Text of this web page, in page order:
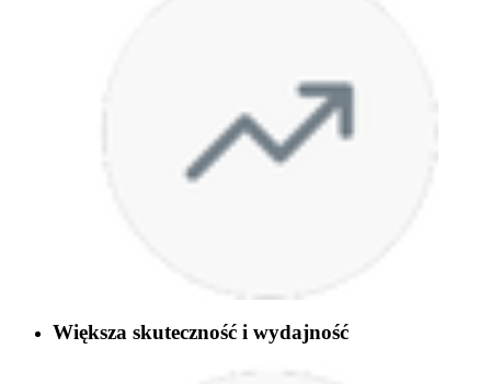
Większa skuteczność i wydajność